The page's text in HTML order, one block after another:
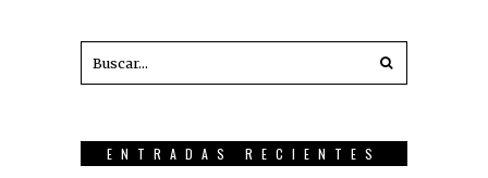
ENTRADAS RECIENTES